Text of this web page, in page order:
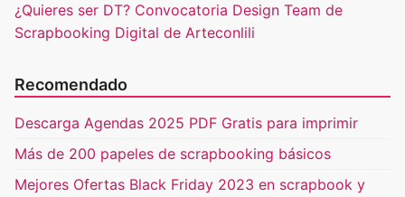
¿Quieres ser DT? Convocatoria Design Team de
Scrapbooking Digital de Arteconlili
Recomendado
Descarga Agendas 2025 PDF Gratis para imprimir
Más de 200 papeles de scrapbooking básicos
Mejores Ofertas Black Friday 2023 en scrapbook y